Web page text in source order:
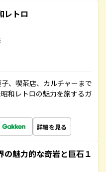
トロ
、喫茶店、カルチャーまで
和レトロの魅力を旅するガ
詳細を見る
魅力的な奇岩と巨石１